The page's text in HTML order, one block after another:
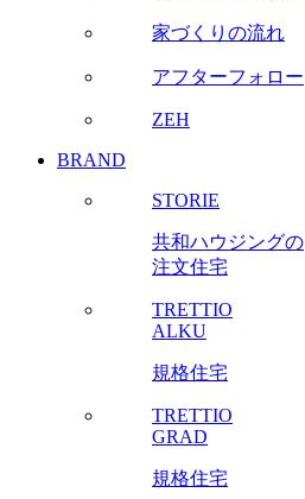
家づくりの流れ
アフターフォロー
ZEH
BRAND
STORIE
共和ハウジングの
注文住宅
TRETTIO
ALKU
規格住宅
TRETTIO
GRAD
規格住宅